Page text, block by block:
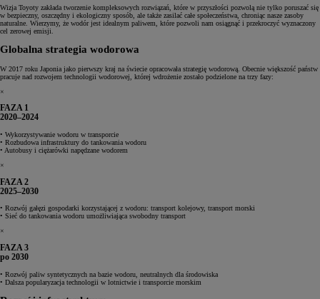
Wizja Toyoty zakłada tworzenie kompleksowych rozwiązań, które w przyszłości pozwolą nie tylko poruszać się
w bezpieczny, oszczędny i ekologiczny sposób, ale także zasilać całe społeczeństwa, chroniąc nasze zasoby
naturalne. Wierzymy, że wodór jest idealnym paliwem, które pozwoli nam osiągnąć i przekroczyć wyznaczony
cel zerowej emisji.
Globalna strategia wodorowa
W 2017 roku Japonia jako pierwszy kraj na świecie opracowała strategię wodorową. Obecnie większość państw
pracuje nad rozwojem technologii wodorowej, której wdrożenie zostało podzielone na trzy fazy:
×
FAZA 1
2020–2024
• Wykorzystywanie wodoru w transporcie
• Rozbudowa infrastruktury do tankowania wodoru
• Autobusy i ciężarówki napędzane wodorem
×
FAZA 2
2025–2030
• Rozwój gałęzi gospodarki korzystającej z wodoru: transport kolejowy, transport morski
• Sieć do tankowania wodoru umożliwiająca swobodny transport
×
FAZA 3
po 2030
• Rozwój paliw syntetycznych na bazie wodoru, neutralnych dla środowiska
• Dalsza popularyzacja technologii w lotnictwie i transporcie morskim